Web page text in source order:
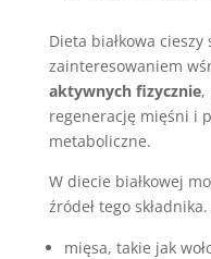
Dieta białkowa cieszy
zainteresowaniem
aktywnych fizycznie,
regenerację mięśni i
metaboliczne.
W diecie białkowej
źródeł tego
mięsa, takie jak